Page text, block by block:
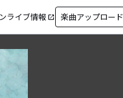
ライブ情報 open_in_new 楽曲アップロード